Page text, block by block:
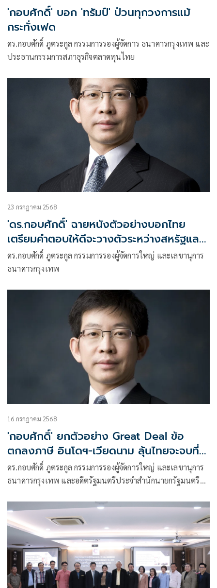
'กอบศักดิ์' บอก 'ทรัมป์' ป่วนทุกวงการแม้
กระทั่งเฟด
ดร.กอบศักดิ์ ภูตระกูล กรรมการรองผู้จัดการ ธนาคารกรุงเทพ และ
ประธานกรรมการสภาธุรกิจตลาดทุนไทย
23 กรกฎาคม 2568
'ดร.กอบศักดิ์' ฉายหนังตัวอย่างบอกไทย
เตรียมคำตอบให้ดีจะวางตัวระหว่างสหรัฐและ
จีนอย่างไร
ดร.กอบศักดิ์ ภูตระกูล กรรมการรองผู้จัดการใหญ่ และเลขานุการ
ธนาคารกรุงเทพ
16 กรกฎาคม 2568
'กอบศักดิ์' ยกตัวอย่าง Great Deal ข้อ
ตกลงภาษี อินโดฯ-เวียดนาม ลุ้นไทยจะจบที่
ตรงไหน
ดร.กอบศักดิ์ ภูตระกูล กรรมการรองผู้จัดการใหญ่ และเลขานุการ
ธนาคารกรุงเทพ และอดีตรัฐมนตรีประจำสำนักนายกรัฐมนตรี